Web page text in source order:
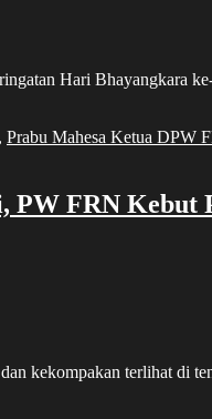
Hari Bhayangkara
, Prabu Mahesa Ketua DPW
PW FRN
kekompakan terlihat di